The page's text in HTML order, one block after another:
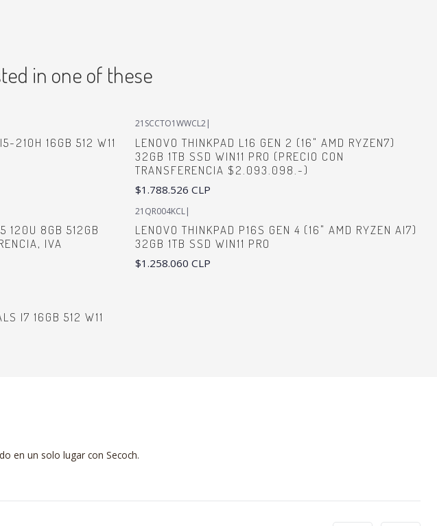
in one of these
210H 16GB 512 W11
21SCCTO1WWCL2|
LENOVO THINKPAD L16 GEN 2 (16" AMD RYZEN7)
32GB 1TB SSD WIN11 PRO (PRECIO CON
TRANSFERENCIA $2.093.098.-)
$1.788.526 CLP
120U 8GB 512GB
IVA
21QR004KCL|
LENOVO THINKPAD P16S GEN 4 (16" AMD RYZEN AI7)
32GB 1TB SSD WIN11 PRO
$1.258.060 CLP
I7 16GB 512 W11
en un solo lugar con Secoch.